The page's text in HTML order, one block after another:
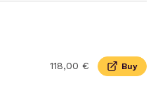
118,00 € Buy